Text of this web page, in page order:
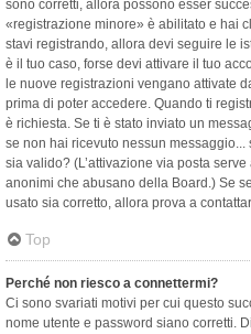
sono corretti, allora possono esser
«registrazione minore» è abilitato e hai
stavi registrando, allora devi seguire le
è il tuo caso, forse devi attivare il tuo
le nuove registrazioni vengano attivate
prima di poter accedere. Quando ti
è richiesta. Se ti è stato inviato un
se non hai ricevuto nessun
sia valido? (L’attivazione via posta
anonimi che abusano della Board.) Se
usato sia corretto, allora prova a
Top
Perché non riesco a connettermi?
Ci sono svariati motivi per cui questo
nome utente e password siano corretti.